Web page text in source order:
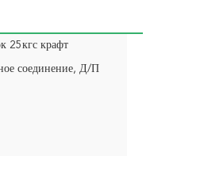
25кгс крафт
соединение, Д/П